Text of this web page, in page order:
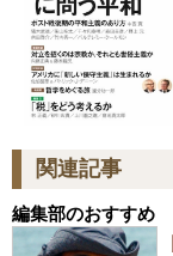
関連記事
編集部のおすすめ